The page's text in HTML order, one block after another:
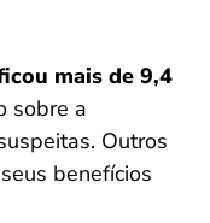
mais de 9,4
sobre a
Outros
benefícios